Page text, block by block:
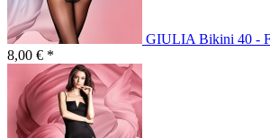
GIULIA Bikini 40 -
8,00 € *